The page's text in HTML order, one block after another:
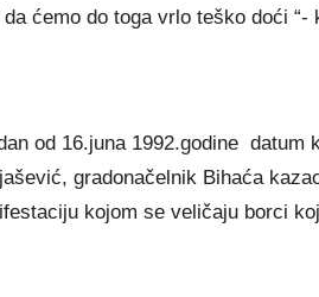
ćemo do toga vrlo teško doći “-
od 16.juna 1992.godine datum
gradonačelnik Bihaća
kojom se veličaju borci